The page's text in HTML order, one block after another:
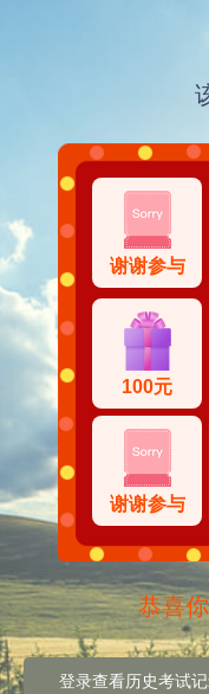
谢谢参与
谢谢参与
100元
恭喜
登录查看历史考试